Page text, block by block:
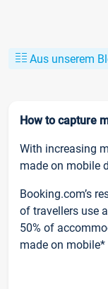
Aus unserem
How to capture
With increasing
made on mobile
Booking.com’s
of travellers use
50% of
made on mobile*